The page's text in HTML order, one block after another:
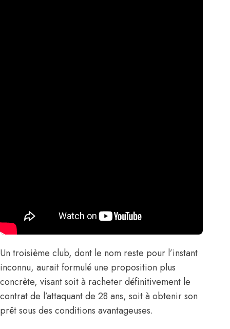
Un troisième club, dont le nom reste pour l’instant
inconnu, aurait formulé une proposition plus
concrète, visant soit à racheter définitivement le
contrat de l’attaquant de 28 ans, soit à obtenir son
prêt sous des conditions avantageuses.